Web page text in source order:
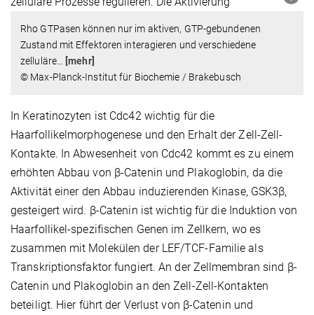
Rho GTPasen können nur im aktiven, GTP-gebundenen
Zustand mit Effektoren interagieren und verschiedene
zelluläre…
[mehr]
© Max-Planck-Institut für Biochemie / Brakebusch
In Keratinozyten ist Cdc42 wichtig für die
Haarfollikelmorphogenese und den Erhalt der Zell-Zell-
Kontakte. In Abwesenheit von Cdc42 kommt es zu einem
erhöhten Abbau von β-Catenin und Plakoglobin, da die
Aktivität einer den Abbau induzierenden Kinase, GSK3β,
gesteigert wird. β-Catenin ist wichtig für die Induktion von
Haarfollikel-spezifischen Genen im Zellkern, wo es
zusammen mit Molekülen der LEF/TCF-Familie als
Transkriptionsfaktor fungiert. An der Zellmembran sind β-
Catenin und Plakoglobin an den Zell-Zell-Kontakten
beteiligt. Hier führt der Verlust von β-Catenin und